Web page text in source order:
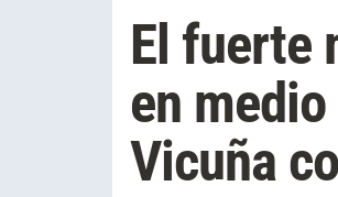
El fuerte
en
Vicuña